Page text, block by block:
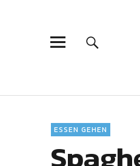
ESSEN GEHEN